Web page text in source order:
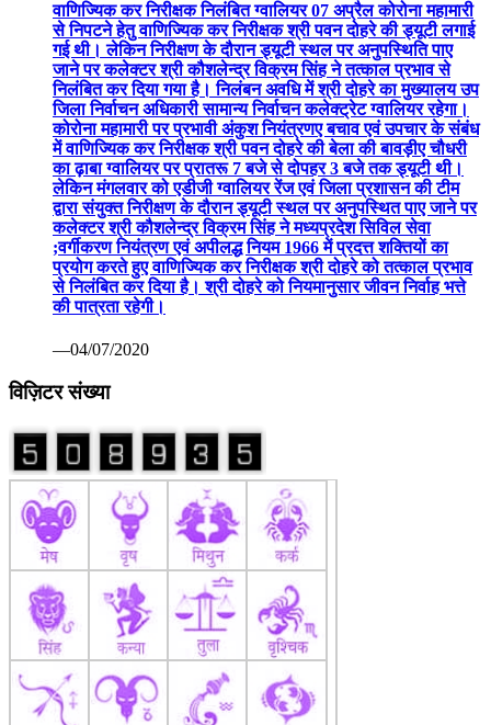
वाणिज्यिक कर निरीक्षक निलंबित ग्वालियर 07 अप्रैल कोरोना महामारी
से निपटने हेतु वाणिज्यिक कर निरीक्षक श्री पवन दोहरे की ड्यूटी लगाई
गई थी। लेकिन निरीक्षण के दौरान ड्यूटी स्थल पर अनुपस्थिति पाए
जाने पर कलेक्टर श्री कौशलेन्द्र विक्रम सिंह ने तत्काल प्रभाव से
निलंबित कर दिया गया है। निलंबन अवधि में श्री दोहरे का मुख्यालय उप
जिला निर्वाचन अधिकारी सामान्य निर्वाचन कलेक्ट्रेट ग्वालियर रहेगा।
कोरोना महामारी पर प्रभावी अंकुश नियंत्रणए बचाव एवं उपचार के संबंध
में वाणिज्यिक कर निरीक्षक श्री पवन दोहरे की बेला की बावड़ीए चौधरी
का ढ़ाबा ग्वालियर पर प्रातरू 7 बजे से दोपहर 3 बजे तक ड्यूटी थी।
लेकिन मंगलवार को एडीजी ग्वालियर रेंज एवं जिला प्रशासन की टीम
द्वारा संयुक्त निरीक्षण के दौरान ड्यूटी स्थल पर अनुपस्थित पाए जाने पर
कलेक्टर श्री कौशलेन्द्र विक्रम सिंह ने मध्यप्रदेश सिविल सेवा
;वर्गीकरण नियंत्रण एवं अपीलद्ध नियम 1966 में प्रदत्त शक्तियों का
प्रयोग करते हुए वाणिज्यिक कर निरीक्षक श्री दोहरे को तत्काल प्रभाव
से निलंबित कर दिया है। श्री दोहरे को नियमानुसार जीवन निर्वाह भत्ते
की पात्रता रहेगी।
—04/07/2020
विज़िटर संख्या